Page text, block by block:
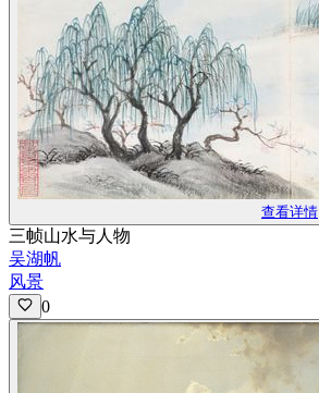
查看详情
三帧山水与人物
吴湖帆
风景
0